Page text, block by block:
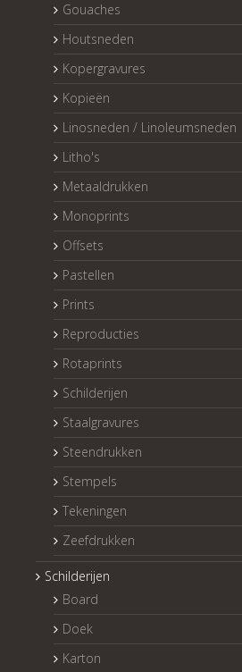
Gouaches
Houtsneden
Kopergravures
Kopieën
Linosneden / Linoleumsneden
Litho's
Metaaldrukken
Monoprints
Offsets
Pastellen
Prints
Reproducties
Rotaprints
Schilderijen
Staalgravures
Steendrukken
Stempels
Tekeningen
Zeefdrukken
Schilderijen
Board
Doek
Karton